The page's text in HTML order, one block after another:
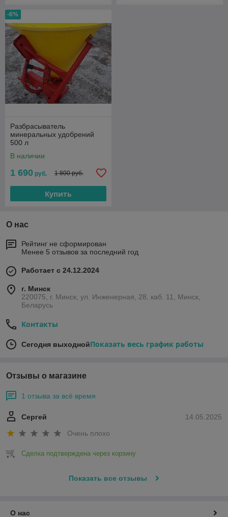
-6%
Разбрасыватель
минеральных удобрений
500 л
В наличии
1 690 руб. 1 800 руб.
Купить
О нас
Рейтинг не сформирован
Менее 5 отзывов за последний год
Работает с 24.12.2024
г. Минск
220075, г. Минск, ул. Инженерная, 28, каб. 11, Минск,
Беларусь
Контакты
Сегодня выходнойПоказать весь график работы
Отзывы о магазине
1 отзыва за всё время
14.05.2025
Сергей
Очень плохо
Сделка подтверждена через корзину
Показать все отзывы
О нас